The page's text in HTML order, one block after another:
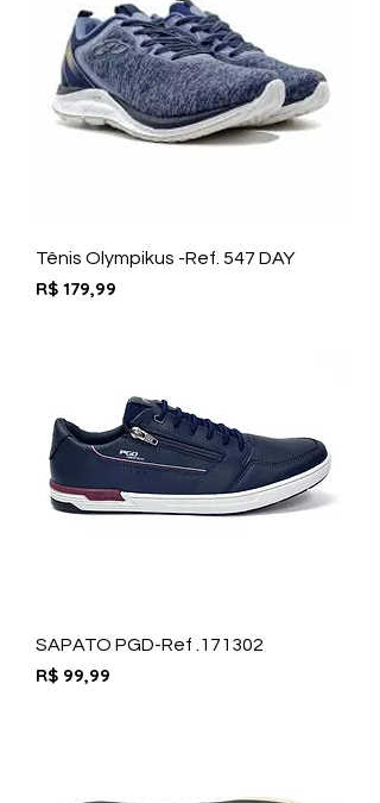
Tênis Olympikus -Ref. 547 DAY
Preço
R$ 179,99
SAPATO PGD-Ref .171302
Preço
R$ 99,99